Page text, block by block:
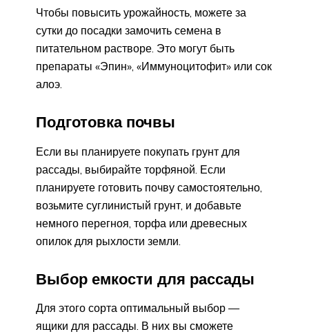
Чтобы повысить урожайность, можете за
сутки до посадки замочить семена в
питательном растворе. Это могут быть
препараты «Эпин», «Иммуноцитофит» или сок
алоэ.
Подготовка почвы
Если вы планируете покупать грунт для
рассады, выбирайте торфяной. Если
планируете готовить почву самостоятельно,
возьмите суглинистый грунт, и добавьте
немного перегноя, торфа или древесных
опилок для рыхлости земли.
Выбор емкости для рассады
Для этого сорта оптимальный выбор —
ящики для рассады. В них вы сможете